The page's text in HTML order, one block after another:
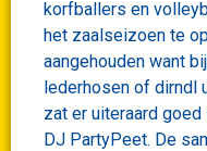
korfballers en
het zaalseizoen te
aangehouden want
lederhosen of dirndl
zat er uiteraard
DJ PartyPeet. De